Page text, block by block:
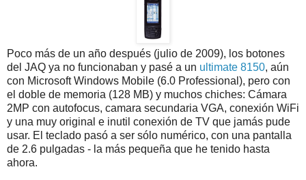
Poco más de un año después (julio de 2009), los botones
del JAQ ya no funcionaban y pasé a un ultimate 8150, aún
con Microsoft Windows Mobile (6.0 Professional), pero con
el doble de memoria (128 MB) y muchos chiches: Cámara
2MP con autofocus, camara secundaria VGA, conexión WiFi
y una muy original e inutil conexión de TV que jamás pude
usar. El teclado pasó a ser sólo numérico, con una pantalla
de 2.6 pulgadas - la más pequeña que he tenido hasta
ahora.